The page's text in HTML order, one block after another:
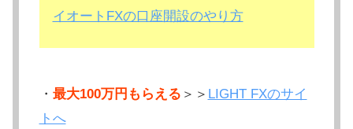
イオートFXの口座開設のやり方
・ 最大100万円もらえる ＞＞ LIGHT FXのサイ
トへ